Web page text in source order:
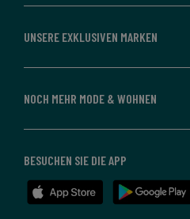
UNSERE EXKLUSIVEN MARKEN
NOCH MEHR MODE & WOHNEN
BESUCHEN SIE DIE APP